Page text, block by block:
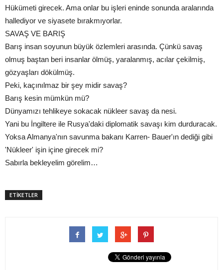
Hükümeti girecek. Ama onlar bu işleri eninde sonunda aralarında
hallediyor ve siyasete bırakmıyorlar.
SAVAŞ VE BARIŞ
Barış insan soyunun büyük özlemleri arasında. Çünkü savaş
olmuş baştan beri insanlar ölmüş, yaralanmış, acılar çekilmiş,
gözyaşları dökülmüş.
Peki, kaçınılmaz bir şey midir savaş?
Barış kesin mümkün mü?
Dünyamızı tehlikeye sokacak nükleer savaş da nesi.
Yani bu İngiltere ile Rusya'daki diplomatik savaşı kim durduracak.
Yoksa Almanya'nın savunma bakanı Karren- Bauer'ın dediği gibi
'Nükleer' işin içine girecek mi?
Sabırla bekleyelim görelim…
ETİKETLER